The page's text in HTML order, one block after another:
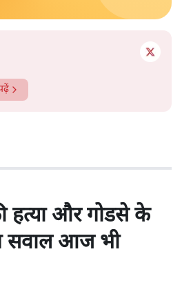
हत्या और गोडसे के
सवाल आज भी